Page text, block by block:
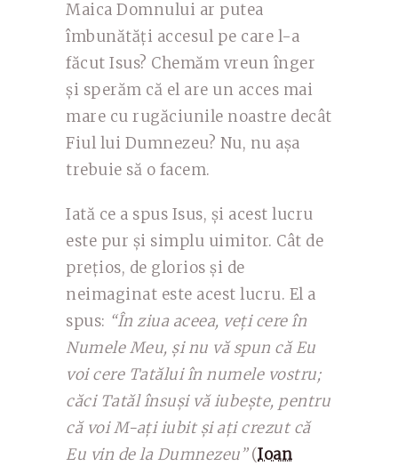
Maica Domnului ar putea
îmbunătăți accesul pe care l-a
făcut Isus? Chemăm vreun înger
și sperăm că el are un acces mai
mare cu rugăciunile noastre decât
Fiul lui Dumnezeu? Nu, nu așa
trebuie să o facem.
Iată ce a spus Isus, și acest lucru
este pur și simplu uimitor. Cât de
prețios, de glorios și de
neimaginat este acest lucru. El a
spus: “În ziua aceea, veți cere în
Numele Meu, și nu vă spun că Eu
voi cere Tatălui în numele vostru;
căci Tatăl însuși vă iubește, pentru
că voi M-ați iubit și ați crezut că
Eu vin de la Dumnezeu”(Ioan